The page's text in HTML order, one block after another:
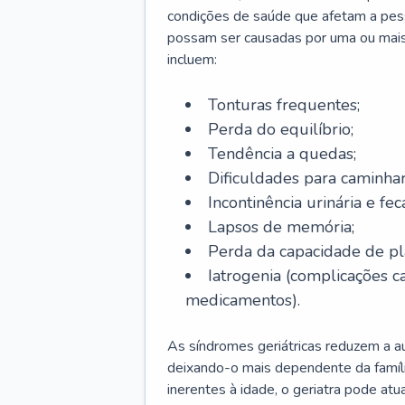
condições de saúde que afetam a
possam ser causadas por uma ou
incluem:
Tonturas frequentes;
Perda do equilíbrio;
Tendência a quedas;
Dificuldades para
Incontinência urinária e
Lapsos de memória;
Perda da capacidade de
Iatrogenia (complicações
medicamentos).
As síndromes geriátricas reduzem a
deixando-o mais dependente da
inerentes à idade, o geriatra pode